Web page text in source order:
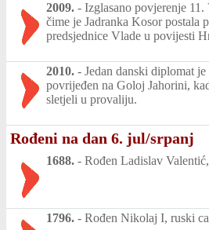
2009. - Izglasano povjerenje
čime je Jadranka Kosor postala
predsjednice Vlade u povijesti
2010. - Jedan danski diplomat
povrijeđen na Goloj Jahorini,
sletjeli u provaliju.
Rođeni na dan 6. jul/srpanj
1688. - Rođen Ladislav
1796. - Rođen Nikolaj I, ruski